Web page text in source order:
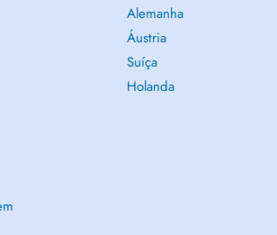
Alemanha
Áustria
Suíça
Holanda